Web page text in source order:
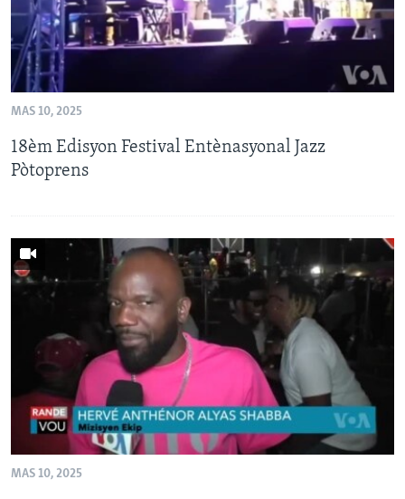
MAS 10, 2025
18èm Edisyon Festival Entènasyonal Jazz
Pòtoprens
MAS 10, 2025